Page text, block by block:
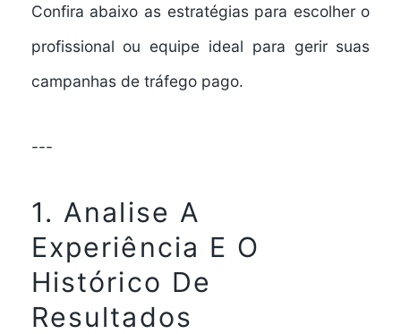
Confira abaixo as estratégias para escolher o
profissional ou equipe ideal para gerir suas
campanhas de tráfego pago.
---
1. Analise A
Experiência E O
Histórico De
Resultados